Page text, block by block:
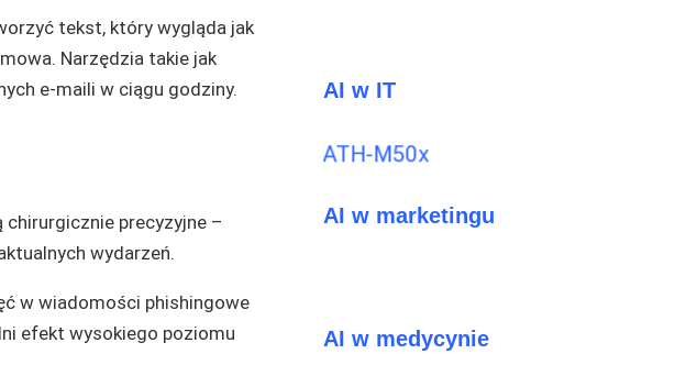
tekst, który wygląda jak
Narzędzia takie jak
e-maili w ciągu godziny.
chirurgicznie precyzyjne –
wydarzeń.
w wiadomości phishingowe
efekt wysokiego poziomu
AI w IT
AI w marketingu
AI w medycynie